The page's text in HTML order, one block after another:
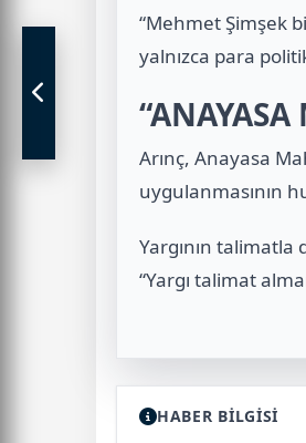
“Mehmet Şimşek
yalnızca para
Arınç, Anayasa
uygulanmasının
Yargının
“Yargı talimat
HABER BİLGİSİ